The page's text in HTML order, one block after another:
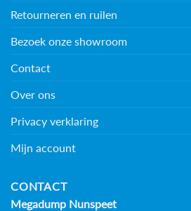
Retourneren en ruilen
Bezoek onze showroom
Contact
Over ons
Privacy verklaring
Mijn account
CONTACT
Megadump Nunspeet